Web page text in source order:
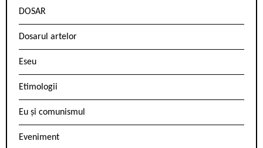
DOSAR
Dosarul artelor
Eseu
Etimologii
Eu și comunismul
Eveniment